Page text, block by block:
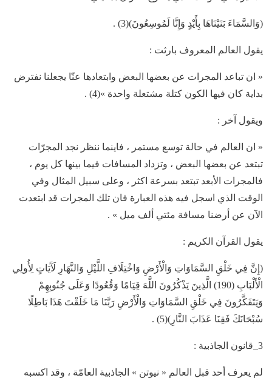
(وَالسَّمَاءَ بَنَيْنَاهَا بِأَيْدٍ وَإِنَّا لَمُوسِعُونَ)(3) .
يقول العالم المعروف بارثت :
« ان تباعد المجرات عن بعضها البعض وابتعادها عنّا يجعلنا نفترض
بداية كان فيها الكون كتلة مشتعلة واحدة »(4) .
ويقول آخر :
« ان العالم في حالة توسع مستمر ، فاينما ننظر نجد المجرّات
تبتعد عن بعضها البعض ، وتزداد المسافات فيما بينها كل يوم ،
فالمجرات الأبعد تبتعد بسرعة اكثر ، وعلى سبيل المثال وفي
الوقت الذي اسجل فيه هذه العبارة فان تلك المجرات قد ابتعدت
الآن عن أرضنا مسافة مئتي ألف ميل » .
يقول القرآن الكريم :
(إِنَّ فِي خَلْقِ السَّمَاوَاتِ وَالْأَرْضِ وَاخْتِلَافِ اللَّيْلِ وَالنَّهَارِ لَآَيَاتٍ لِأُولِي
الْأَلْبَابِ (190) الَّذِينَ يَذْكُرُونَ اللَّهَ قِيَامًا وَقُعُودًا وَعَلَى جُنُوبِهِمْ
وَيَتَفَكَّرُونَ فِي خَلْقِ السَّمَاوَاتِ وَالْأَرْضِ رَبَّنَا مَا خَلَقْتَ هَذَا بَاطِلًا
سُبْحَانَكَ فَقِنَا عَذَابَ النَّارِ)(5) .
3_قانون الجاذبية :
لم يعرف أحد قبل العالم « نيوتن » الجاذبية العامّة ، وقد اكسبه